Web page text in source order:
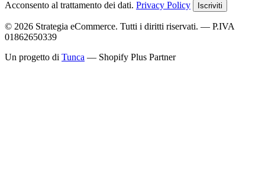
Acconsento al trattamento dei dati. Privacy Policy Iscriviti
© 2026 Strategia eCommerce. Tutti i diritti riservati. — P.IVA
01862650339
Un progetto di Tunca — Shopify Plus Partner